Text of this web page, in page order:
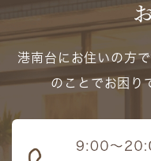
港南台にお住いの方
のことでお困り